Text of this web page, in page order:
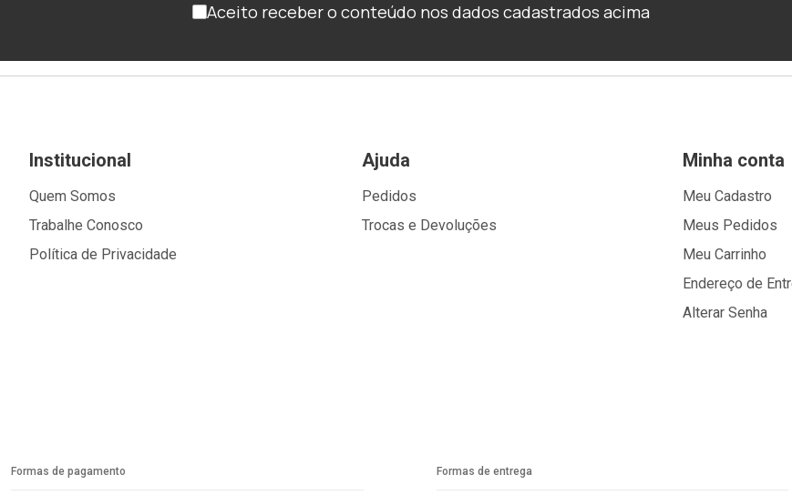
Aceito receber o conteúdo nos dados cadastrados acima
Institucional
Quem Somos
Trabalhe Conosco
Política de Privacidade
Ajuda
Pedidos
Trocas e Devoluções
Minha conta
Meu Cadastro
Meus Pedidos
Meu Carrinho
Endereço de
Alterar Senha
Formas de pagamento Formas de entrega